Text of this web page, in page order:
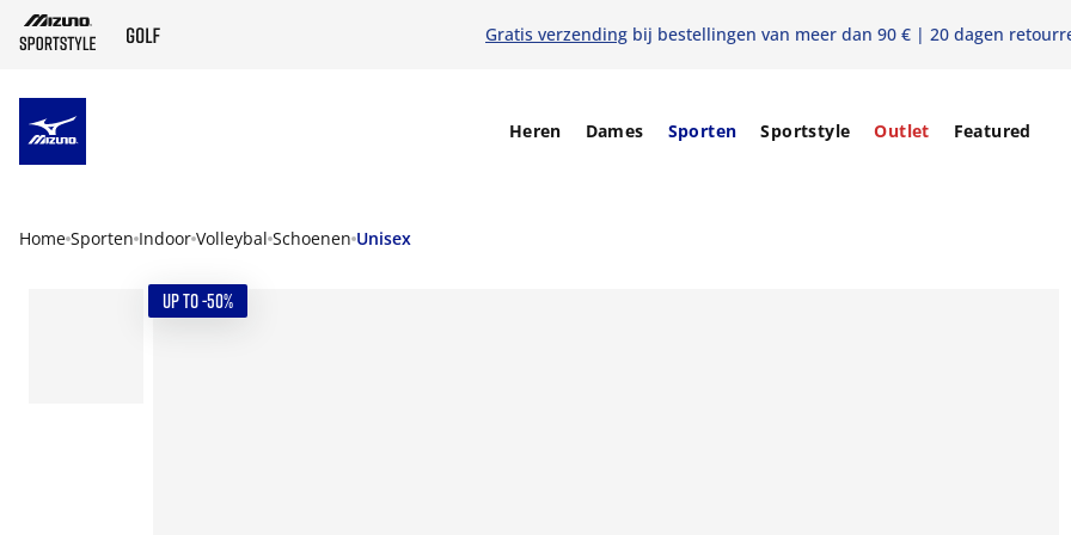
Gratis verzending bij bestellingen van meer dan 90 € | 20 dagen
Heren Dames Sporten Sportstyle Outlet Featured
Home Sporten Indoor Volleybal Schoenen Unisex
UP TO -50%